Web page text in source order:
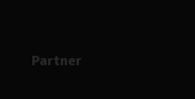
Partner